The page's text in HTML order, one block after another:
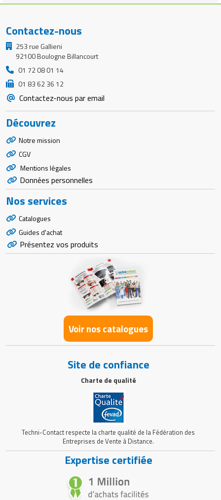
Contactez-nous
253 rue Gallieni
92100 Boulogne Billancourt
01 72 08 01 14
01 83 62 36 12
Contactez-nous par email
Découvrez
Notre mission
CGV
Mentions légales
Données personnelles
Nos services
Catalogues
Guides d'achat
Présentez vos produits
Voir nos catalogues
Site de confiance
Charte de qualité
Techni-Contact respecte la charte qualité de la Fédération des
Entreprises de Vente à Distance.
Expertise certifiée